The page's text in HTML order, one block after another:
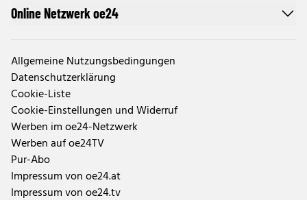
Online Netzwerk oe24
Allgemeine Nutzungsbedingungen
Datenschutzerklärung
Cookie-Liste
Cookie-Einstellungen und Widerruf
Werben im oe24-Netzwerk
Werben auf oe24TV
Pur-Abo
Impressum von oe24.at
Impressum von oe24.tv